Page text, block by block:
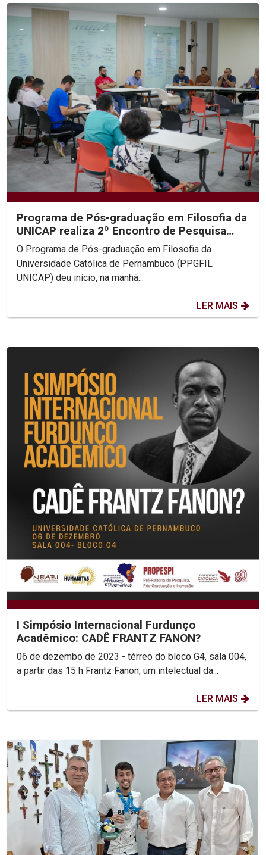
Programa de Pós-graduação em Filosofia da
UNICAP realiza 2º Encontro de Pesquisa
Filosófica em...
O Programa de Pós-graduação em Filosofia da
Universidade Católica de Pernambuco (PPGFIL
UNICAP) deu início, na manhã...
LER MAIS
I Simpósio Internacional Furdunço
Acadêmico: CADÊ FRANTZ FANON?
06 de dezembo de 2023 - térreo do bloco G4, sala 004,
a partir das 15 h Frantz Fanon, um intelectual da...
LER MAIS